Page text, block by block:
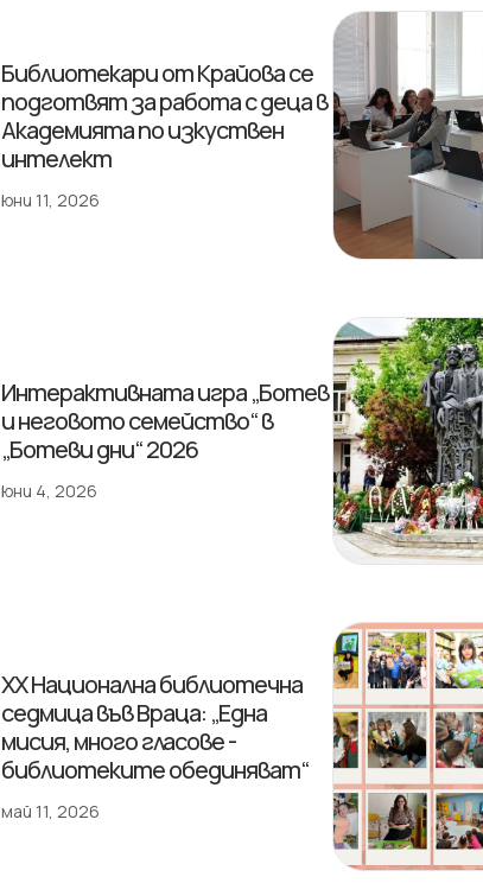
Библиотекари от Крайова се
подготвят за работа с деца в
Академията по изкуствен
интелект
юни 11, 2026
Интерактивната игра „Ботев
и неговото семейство“ в
„Ботеви дни“ 2026
юни 4, 2026
XX Национална библиотечна
седмица във Враца: „Една
мисия, много гласове -
библиотеките обединяват“
май 11, 2026